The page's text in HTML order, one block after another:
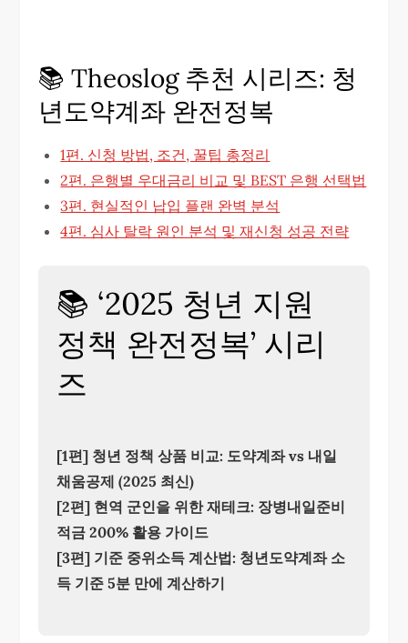
​📚 Theoslog 추천 시리즈: 청
년도약계좌 완전정복
1편. 신청 방법, 조건, 꿀팁 총정리​
2편. 은행별 우대금리 비교 및 BEST 은행 선택법
​3편. 현실적인 납입 플랜 완벽 분석​
4편. 심사 탈락 원인 분석 및 재신청 성공 전략
📚 ‘2025 청년 지원
정책 완전정복’ 시리
즈
[1편] 청년 정책 상품 비교: 도약계좌 vs 내일
채움공제 (2025 최신)
[2편] 현역 군인을 위한 재테크: 장병내일준비
적금 200% 활용 가이드
[3편] 기준 중위소득 계산법: 청년도약계좌 소
득 기준 5분 만에 계산하기